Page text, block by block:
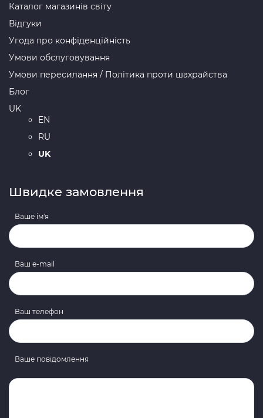
Каталог магазинів світу
Відгуки
Угода про конфіденційність
Умови обслуговування
Умови пересилання / Політика проти шахрайства
Блог
UK
EN
RU
UK
Швидке замовлення
Ваше ім'я
Ваш e-mail
Ваш телефон
Ваше повідомлення